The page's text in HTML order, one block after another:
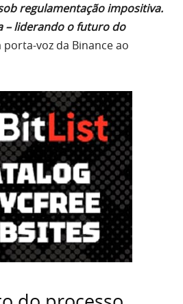
regulamentação impositiva.
– liderando o futuro do
porta-voz da Binance ao